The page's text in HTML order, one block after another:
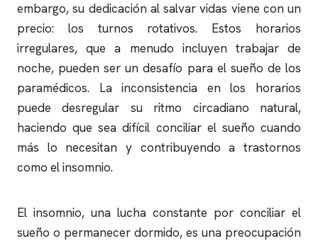
embargo, su dedicación al salvar vidas viene con un
precio: los turnos rotativos. Estos horarios
irregulares, que a menudo incluyen trabajar de
noche, pueden ser un desafío para el sueño de los
paramédicos. La inconsistencia en los horarios
puede desregular su ritmo circadiano natural,
haciendo que sea difícil conciliar el sueño cuando
más lo necesitan y contribuyendo a trastornos
como elinsomnio.
El insomnio, una lucha constante por conciliar el
sueño o permanecer dormido, es una preocupación